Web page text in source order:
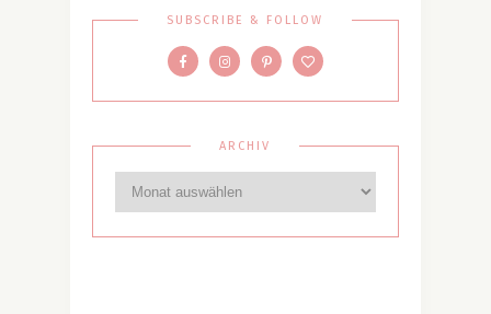
SUBSCRIBE & FOLLOW
ARCHIV